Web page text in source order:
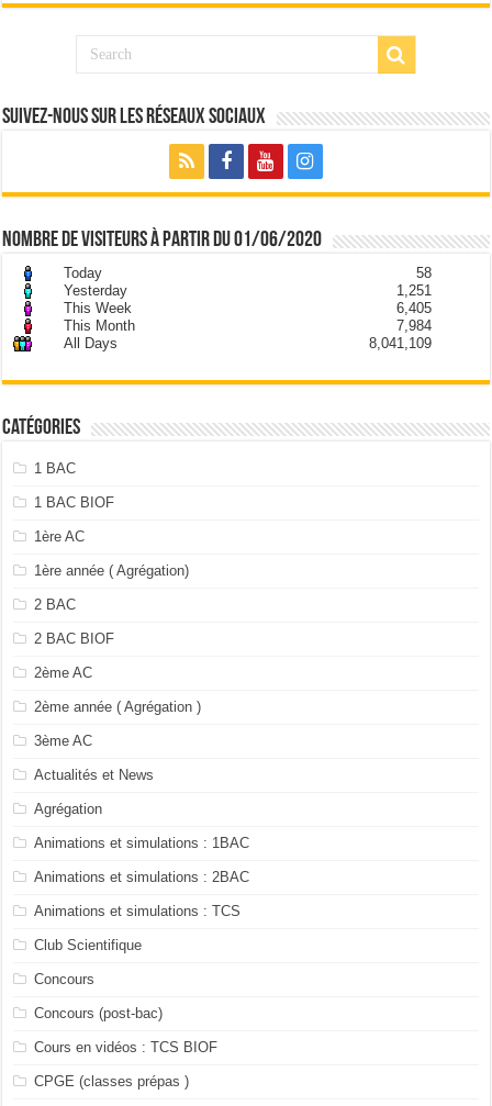
Suivez-nous sur les Réseaux Sociaux
nombre de visiteurs à partir du 01/06/2020
Today
58
Yesterday
1,251
This Week
6,405
This Month
7,984
All Days
8,041,109
Catégories
1 BAC
1 BAC BIOF
1ère AC
1ère année ( Agrégation)
2 BAC
2 BAC BIOF
2ème AC
2ème année ( Agrégation )
3ème AC
Actualités et News
Agrégation
Animations et simulations : 1BAC
Animations et simulations : 2BAC
Animations et simulations : TCS
Club Scientifique
Concours
Concours (post-bac)
Cours en vidéos : TCS BIOF
CPGE (classes prépas )